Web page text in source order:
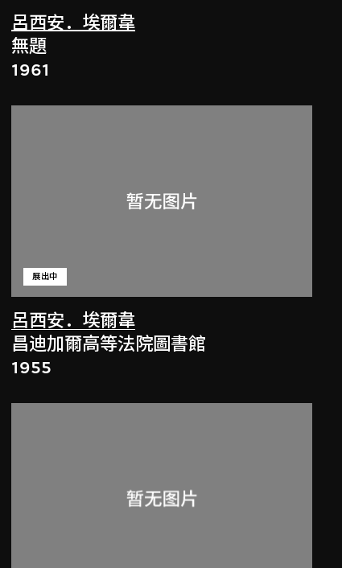
呂西安．埃爾韋
無題
1961
呂西安．埃爾韋
展出中
昌迪加爾高等法院圖書館
1955